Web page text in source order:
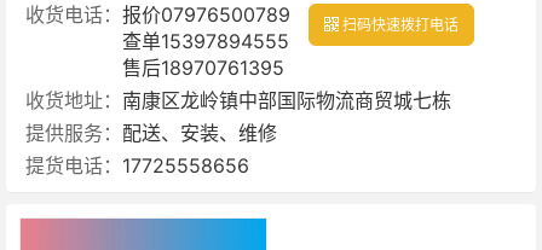
收货电话： 报价07976500789
查单15397894555
售后18970761395
扫码快速拨打电话
收货地址： 南康区龙岭镇中部国际物流商贸城七栋
提供服务： 配送、安装、维修
提货电话： 17725558656